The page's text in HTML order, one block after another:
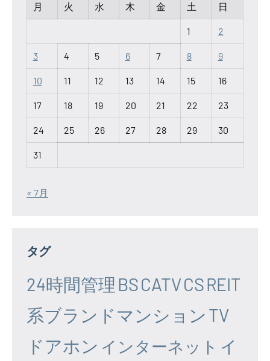
月
火 水 木 金 土 日
1 2
3 4 5 6 7 8 9
10 11 12 13 14 15 16
17 18 19 20 21 22 23
24 25 26 27 28 29 30
31
« 7月
タグ
24時間管理 BSCATVCSREIT
系ブランドマンション TV
ドアホン インターネット イ